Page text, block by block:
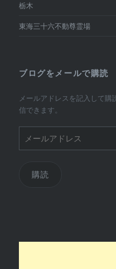
栃木
東海三十六不動尊霊場
ブログをメールで購読
メールアドレスを記入して
信できます。
ー
購読